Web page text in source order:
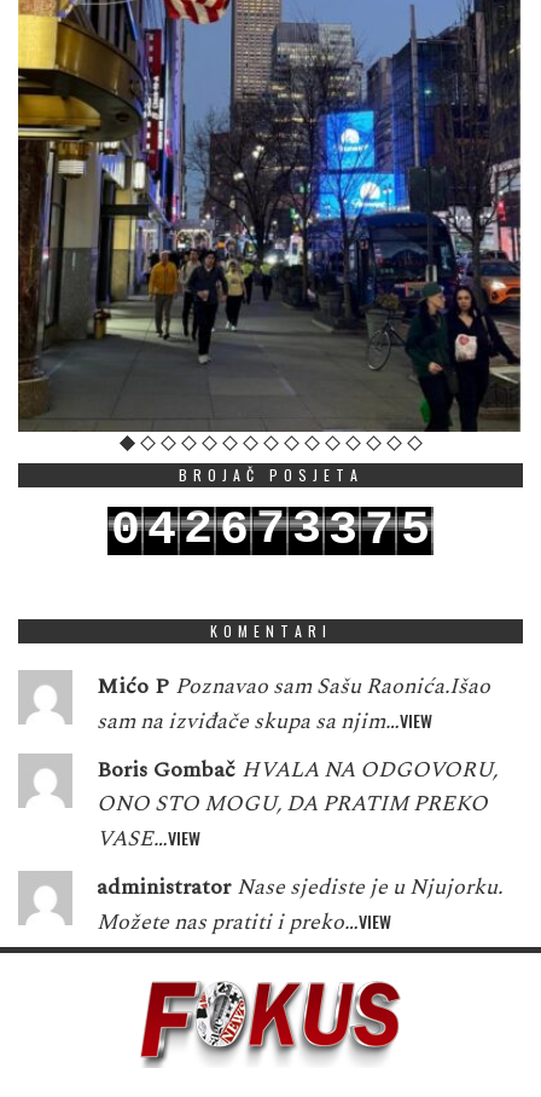
BROJAČ POSJETA
042673375
KOMENTARI
Mićo P Poznavao sam Sašu Raonića.Išao
sam na izviđače skupa sa njim…VIEW
Boris Gombač HVALA NA ODGOVORU,
ONO STO MOGU, DA PRATIM PREKO
VASE…VIEW
administrator Nase sjediste je u Njujorku.
Možete nas pratiti i preko…VIEW